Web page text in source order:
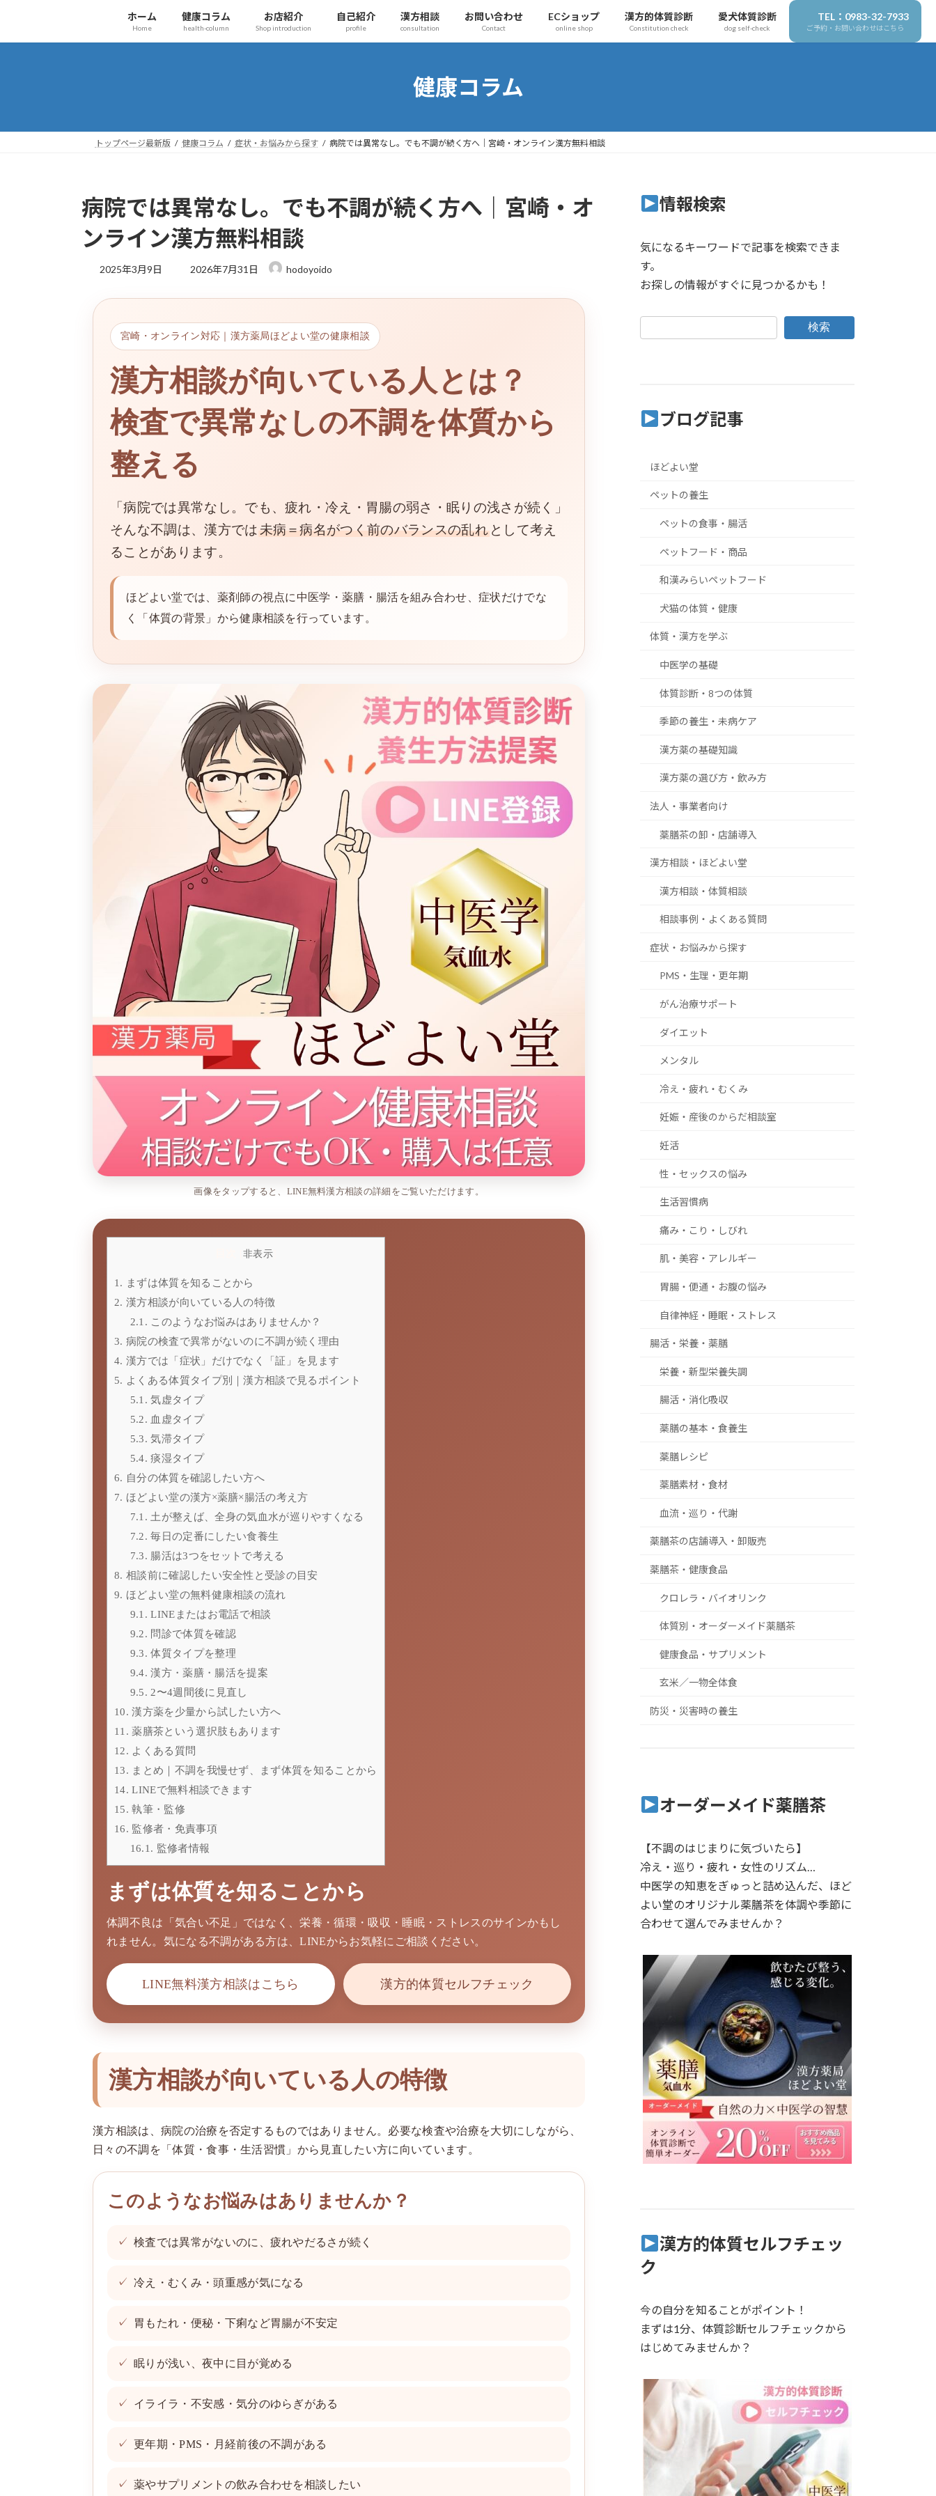
テ
ゲ
ホーム
Home
健康コラム
health-column
お店紹介
Shop introduction
自己紹介
profile
漢方相談
consultation
お問い合わせ
Contact
ECショップ
online shop
漢方的体質診断
Constitution check
愛犬体質診断
dog self-check
TEL：0983-32-7933
ご予約・お問い合わせはこちら
健康コラム
トップページ最新版 健康コラム 症状・お悩みから探す 病院では異常なし。でも不調が続く方へ｜宮崎・オンライン漢方無料相談
病院では異常なし。でも不調が続く方へ｜宮崎・オ
ンライン漢方無料相談
2025年3月9日
最
日
時
:
2026年7月31日 hodoyoido
宮崎・オンライン対応｜漢方薬局ほどよい堂の健康相談
漢方相談が向いている人とは？
検査で異常なしの不調を体質から
整える
「病院では異常なし。でも、疲れ・冷え・胃腸の弱さ・眠りの浅さが続く」
そんな不調は、漢方では 未病＝病名がつく前のバランスの乱れとして考え
ることがあります。
ほどよい堂では、薬剤師の視点に中医学・薬膳・腸活を組み合わせ、症状だけでな
く「体質の背景」から健康相談を行っています。
画像をタップすると、LINE無料漢方相談の詳細をご覧いただけます。
非表示]
1. まずは体質を知ることから
2. 漢方相談が向いている人の特徴
2.1. このようなお悩みはありませんか？
3. 病院の検査で異常がないのに不調が続く理由
4. 漢方では「症状」だけでなく「証」を見ます
5. よくある体質タイプ別｜漢方相談で見るポイント
5.1. 気虚タイプ
5.2. 血虚タイプ
5.3. 気滞タイプ
5.4. 痰湿タイプ
6. 自分の体質を確認したい方へ
7. ほどよい堂の漢方×薬膳×腸活の考え方
7.1. 土が整えば、全身の気血水が巡りやすくなる
7.2. 毎日の定番にしたい食養生
7.3. 腸活は3つをセットで考える
8. 相談前に確認したい安全性と受診の目安
9. ほどよい堂の無料健康相談の流れ
9.1. LINEまたはお電話で相談
9.2. 問診で体質を確認
9.3. 体質タイプを整理
9.4. 漢方・薬膳・腸活を提案
9.5. 2〜4週間後に見直し
10. 漢方薬を少量から試したい方へ
11. 薬膳茶という選択肢もあります
12. よくある質問
13. まとめ｜不調を我慢せず、まず体質を知ることから
14. LINEで無料相談できます
15. 執筆・監修
16. 監修者・免責事項
16.1. 監修者情報
まずは体質を知ることから
体調不良は「気合い不足」ではなく、栄養・循環・吸収・睡眠・ストレスのサインかもし
れません。気になる不調がある方は、LINEからお気軽にご相談ください。
LINE無料漢方相談はこちら 漢方的体質セルフチェック
漢方相談が向いている人の特徴
漢方相談は、病院の治療を否定するものではありません。必要な検査や治療を大切にしながら、
日々の不調を「体質・食事・生活習慣」から見直したい方に向いています。
このようなお悩みはありませんか？
検査では異常がないのに、疲れやだるさが続く
冷え・むくみ・頭重感が気になる
胃もたれ・便秘・下痢など胃腸が不安定
眠りが浅い、夜中に目が覚める
イライラ・不安感・気分のゆらぎがある
更年期・PMS・月経前後の不調がある
薬やサプリメントの飲み合わせを相談したい
情報検索
気になるキーワードで記事を検索できま
す。
お探しの情報がすぐに見つかるかも！
検索
ブログ記事
ほどよい堂
ペットの養生
ペットの食事・腸活
ペットフード・商品
和漢みらいペットフード
犬猫の体質・健康
体質・漢方を学ぶ
中医学の基礎
体質診断・8つの体質
季節の養生・未病ケア
漢方薬の基礎知識
漢方薬の選び方・飲み方
法人・事業者向け
薬膳茶の卸・店舗導入
漢方相談・ほどよい堂
漢方相談・体質相談
相談事例・よくある質問
症状・お悩みから探す
PMS・生理・更年期
がん治療サポート
ダイエット
メンタル
冷え・疲れ・むくみ
妊娠・産後のからだ相談室
妊活
性・セックスの悩み
生活習慣病
痛み・こり・しびれ
肌・美容・アレルギー
胃腸・便通・お腹の悩み
自律神経・睡眠・ストレス
腸活・栄養・薬膳
栄養・新型栄養失調
腸活・消化吸収
薬膳の基本・食養生
薬膳レシピ
薬膳素材・食材
血流・巡り・代謝
薬膳茶の店舗導入・卸販売
薬膳茶・健康食品
クロレラ・バイオリンク
体質別・オーダーメイド薬膳茶
健康食品・サプリメント
玄米／一物全体食
防災・災害時の養生
オーダーメイド薬膳茶
【不調のはじまりに気づいたら】
冷え・巡り・疲れ・女性のリズム…
中医学の知恵をぎゅっと詰め込んだ、ほど
よい堂のオリジナル薬膳茶を体調や季節に
合わせて選んでみませんか？
漢方的体質セルフチェッ
ク
今の自分を知ることがポイント！
まずは1分、体質診断セルフチェックから
はじめてみませんか？